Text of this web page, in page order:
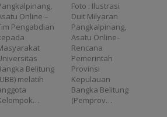
Online –
Pengabdian
Belitung
melatih
Ratusan Juta
per Bulan,
Pemprov Babel
Siap
Menanggung
Cicilan Rp293
M?
Foto : Ilustrasi
Duit Milyaran
Pangkalpinang,
Asatu Online–
Rencana
Pemerintah
Provinsi
Kepulauan
Bangka Belitung
(Pemprov…